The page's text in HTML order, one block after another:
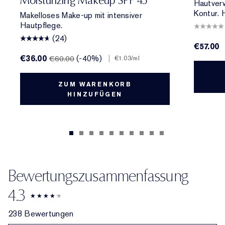
Makelloses Make-up mit intensiver
Hautpflege.
(24)
€36.00€60.00 (-40%) €1.03/ml
ZUM WARENKORB
HINZUFÜGEN
Kontur.
€57.00
Bewertungszusammenfassung
4.3
238 Bewertungen